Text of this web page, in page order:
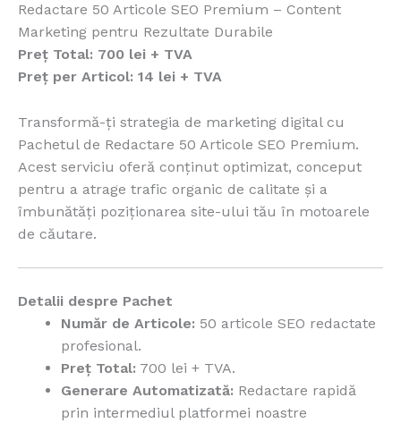
Redactare 50 Articole SEO Premium – Content
Marketing pentru Rezultate Durabile
Preț Total: 700 lei + TVA
Preț per Articol: 14 lei + TVA
Transformă-ți strategia de marketing digital cu
Pachetul de Redactare 50 Articole SEO Premium.
Acest serviciu oferă conținut optimizat, conceput
pentru a atrage trafic organic de calitate și a
îmbunătăți poziționarea site-ului tău în motoarele
de căutare.
Detalii despre Pachet
Număr de Articole: 50 articole SEO redactate
profesional.
Preț Total: 700 lei + TVA.
Generare Automatizată: Redactare rapidă
prin intermediul platformei noastre